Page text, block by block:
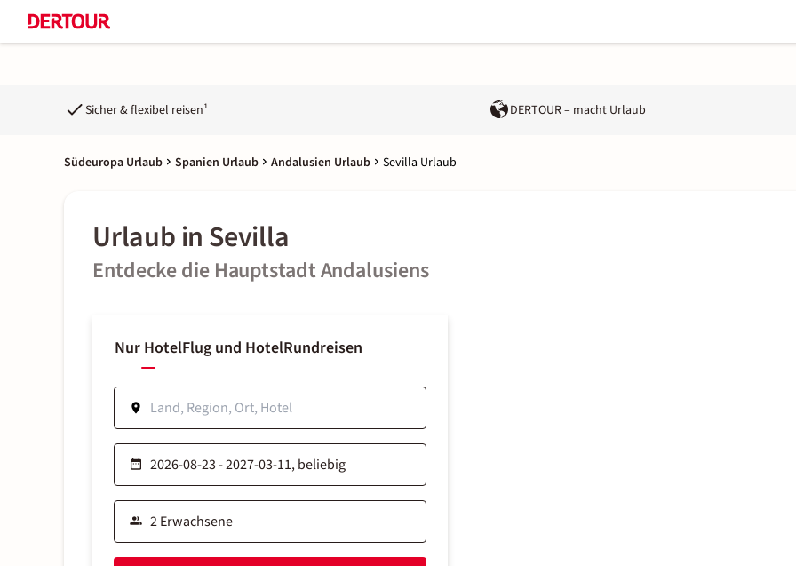
Sicher & flexibel reisen¹ DERTOUR – macht Urlaub
Südeuropa Urlaub Spanien Urlaub Andalusien Urlaub Sevilla Urlaub
Urlaub in Sevilla
Entdecke die Hauptstadt Andalusiens
Nur HotelFlug und HotelRundreisen